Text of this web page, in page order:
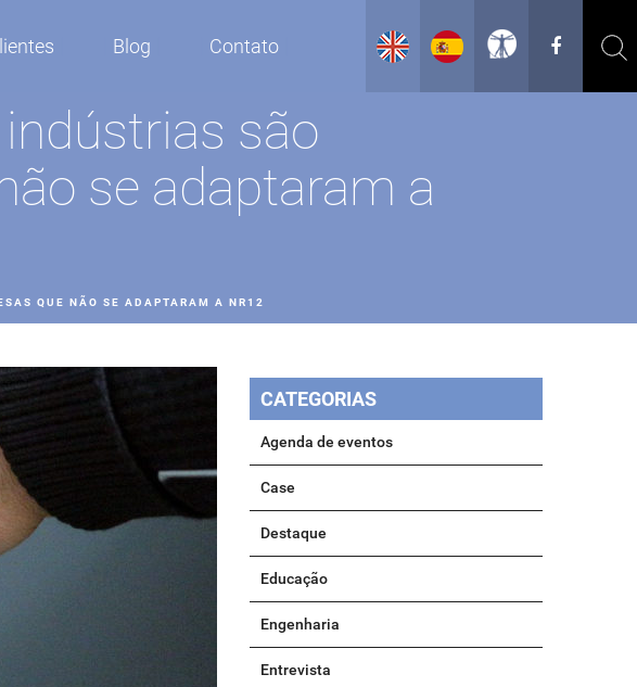
Blog Contato
são
se adaptaram a
QUE NÃO SE ADAPTARAM A NR12
CATEGORIAS
Agenda de eventos
Case
Destaque
Educação
Engenharia
Entrevista